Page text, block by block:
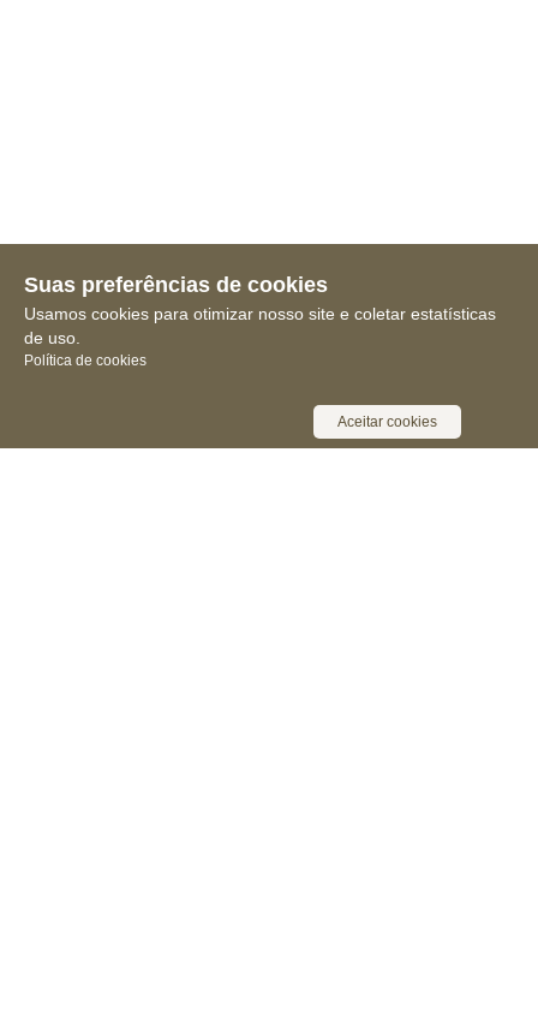
Suas preferências de cookies
Usamos cookies para otimizar nosso site e coletar estatísticas
de uso.
Política de cookies
Aceitar cookies